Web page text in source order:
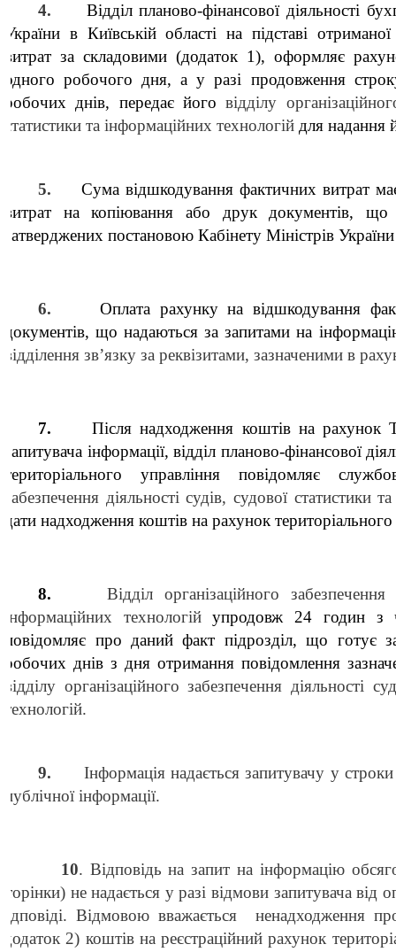
4.
Відділ планово-фінансової діяльності
України в Київській області на підставі
витрат за складовими (додаток 1), оформляє
одного робочого дня, а у разі продовження
робочих днів, передає йоговідділу
статистики та інформаційних технологій для надання
5.
Сума відшкодування фактичних витрат
витрат на копіювання або друк документів,
затверджених постановою Кабінету Міністрів
6.
Оплата рахунку на відшкодування
документів, що надаються за запитами на
відділення зв’язку за реквізитами, зазначеними в
7.
Після надходження коштів на рахунок
запитувача інформації, відділ планово-фінансової
територіального управління повідомляє
забезпечення діяльності судів, судової статистики
дати надходження коштів на рахунок
8.
Відділ організаційного
інформаційних технологійупродовж 24 годин з
повідомляє про даний факт підрозділ, що готує
робочих днів з дня отримання повідомлення
відділу організаційного забезпечення діяльності
технологій.
9.
Інформація надається запитувачу у
публічної інформації.
10. Відповідь на запит на інформацію
не надається у разі відмови запитувача від
Відмовою вважається
ненадходження
2) коштів на реєстраційний рахунок